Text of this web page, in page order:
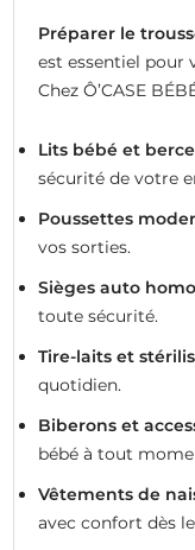
Préparer le
est essentiel pour
Chez Ô’CASE
Lits bébé et
sécurité de votre
Poussettes
vos sorties.
Sièges auto
toute sécurité.
Tire-laits et
quotidien.
Biberons et
bébé à tout
Vêtements de
avec confort dès